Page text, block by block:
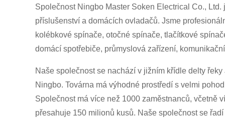
Společnost Ningbo Master Soken Electrical Co.,
příslušenství a domácích ovladačů. Jsme
kolébkové spínače, otočné spínače, tlačítkové
domácí spotřebiče, průmyslová zařízení,
Naše společnost se nachází v jižním křídle delty
Ningbo. Továrna má výhodné prostředí s velmi
Společnost má více než 1000 zaměstnanců, včetně
přesahuje 150 milionů kusů. Naše společnost se